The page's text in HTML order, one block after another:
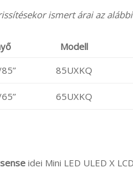
ismert árai az
Modell
85UXKQ
65UXKQ
idei Mini LED ULED X